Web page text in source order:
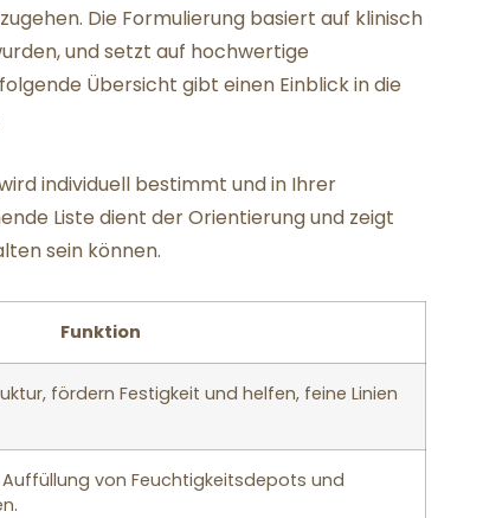
Die Formulierung basiert auf klinisch
und setzt auf hochwertige
Übersicht gibt einen Einblick in die
individuell bestimmt und in Ihrer
Liste dient der Orientierung und zeigt
sein können.
Funktion
fördern Festigkeit und helfen, feine Linien
von Feuchtigkeitsdepots und